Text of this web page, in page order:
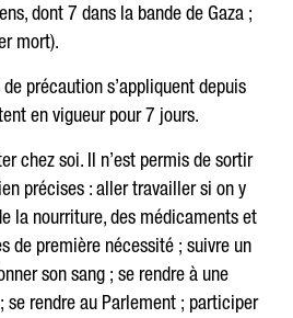
dont 7 dans la bande de Gaza ;
mort).
précaution s’appliquent depuis
en vigueur pour 7 jours.
chez soi. Il n’est permis de sortir
précises : aller travailler si on y
la nourriture, des médicaments et
de première nécessité ; suivre un
son sang ; se rendre à une
rendre au Parlement ; participer